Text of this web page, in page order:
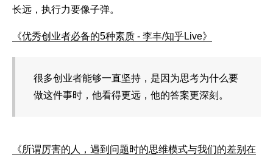
长远，执行力要像子弹。
《优秀创业者必备的5种素质 - 李丰/知乎Live》
很多创业者能够一直坚持，是因为思考为什么要
做这件事时，他看得更远，他的答案更深刻。
《所谓厉害的人，遇到问题时的思维模式与我们的差别在